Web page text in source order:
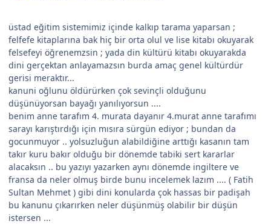
üstad eğitim sistemimiz içinde kalkıp tarama yaparsan ;
felfefe kitaplarına bak hiç bir orta olul ve lise kitabı okuyarak
felsefeyi öğrenemzsin ; yada din kültürü kitabı okuyarakda
dini gerçektan anlayamazsın burda amaç genel kültürdür
gerisi meraktır...
kanuni oğlunu öldürürken çok sevinçli olduğunu
düşünüyorsan bayağı yanılıyorsun ....
benim anne tarafım 4. murata dayanır 4.murat anne tarafımı
sarayı karıştırdığı için mısıra sürgün ediyor ; bundan da
gocunmuyor .. yolsuzluğun alabildiğine arttığı kasanın tam
takır kuru bakır olduğu bir dönemde tabiki sert kararlar
alacaksın .. bu yazıyı yazarken aynı dönemde ingiltere ve
fransa da neler olmuş birde bunu incelemek lazım .... ( Fatih
Sultan Mehmet ) gibi dini konularda çok hassas bir padişah
bu kanunu çıkarırken neler düşünmüş olabilir bir düşün
istersen ...